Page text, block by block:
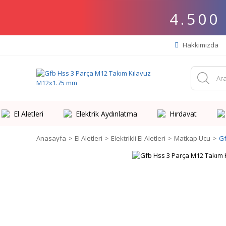
4.500
Hakkımızda
El Aletleri Elektrik Aydınlatma Hırdavat
Anasayfa El Aletleri Elektrikli El Aletleri Matkap Ucu